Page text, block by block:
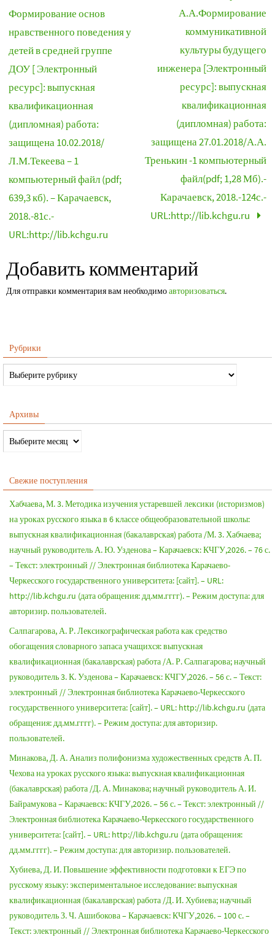
Формирование основ
нравственного поведения у
детей в средней группе
ДОУ [ Электронный
ресурс]: выпускная
квалификационная
(дипломная) работа:
защищена 10.02.2018/
Л.М.Текеева – 1
компьютерный файл (pdf;
639,3 кб). – Карачаевск,
2018.-81с.-
URL:http://lib.kchgu.ru
А.А.Формирование
коммуникативной
культуры будущего
инженера [Электронный
ресурс]: выпускная
квалификационная
(дипломная) работа:
защищена 27.01.2018/А.А.
Тренькин -1 компьютерный
файл(pdf; 1,28 Мб).-
Карачаевск, 2018.-124с.-
URL:http://lib.kchgu.ru
Добавить комментарий
Для отправки комментария вам необходимоавторизоваться.
Рубрики
Архивы
Свежие поступления
Хабчаева, М. 3. Методика изучения устаревшей лексики (историзмов)
на уроках русского языка в 6 классе общеобразовательной школы:
выпускная квалификационная (бакалаврская) работа /М. 3. Хабчаева;
научный руководитель А. Ю. Узденова – Карачаевск: КЧГУ,2026. – 76 с.
– Текст: электронный // Электронная библиотека Карачаево-
Черкесского государственного университета: [сайт]. – URL:
http://lib.kchgu.ru (дата обращения: дд.мм.гггг). – Режим доступа: для
авторизир. пользователей.
Салпагарова, А. Р. Лексикографическая работа как средство
обогащения словарного запаса учащихся: выпускная
квалификационная (бакалаврская) работа /А. Р. Салпагарова; научный
руководитель 3. К. Узденова – Карачаевск: КЧГУ,2026. – 56 с. – Текст:
электронный // Электронная библиотека Карачаево-Черкесского
государственного университета: [сайт]. – URL: http://lib.kchgu.ru (дата
обращения: дд.мм.гггг). – Режим доступа: для авторизир.
пользователей.
Минакова, Д. А. Анализ полифонизма художественных средств А. П.
Чехова на уроках русского языка: выпускная квалификационная
(бакалаврская) работа /Д. А. Минакова; научный руководитель А. И.
Байрамукова – Карачаевск: КЧГУ,2026. – 56 с. – Текст: электронный //
Электронная библиотека Карачаево-Черкесского государственного
университета: [сайт]. – URL: http://lib.kchgu.ru (дата обращения:
дд.мм.гггг). – Режим доступа: для авторизир. пользователей.
Хубиева, Д. И. Повышение эффективности подготовки к ЕГЭ по
русскому языку: экспериментальное исследование: выпускная
квалификационная (бакалаврская) работа /Д. И. Хубиева; научный
руководитель З. Ч. Ашибокова – Карачаевск: КЧГУ,2026. – 100 с. –
Текст: электронный // Электронная библиотека Карачаево-Черкесского